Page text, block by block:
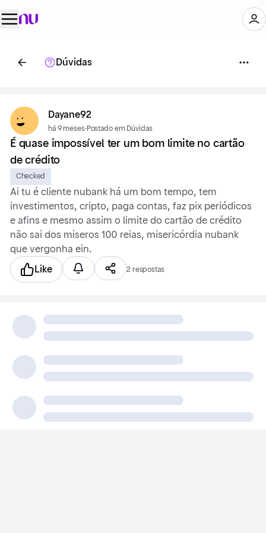
Dúvidas
Dayane92
há 9 meses·Postado em Dúvidas
É quase impossível ter um bom limite no cartão
de crédito
Checked
Ai tu é cliente nubank há um bom tempo, tem
investimentos, cripto, paga contas, faz pix periódicos
e afins e mesmo assim o limite do cartão de crédito
não sai dos miseros 100 reias, misericórdia nubank
que vergonha ein.
Like 2 respostas